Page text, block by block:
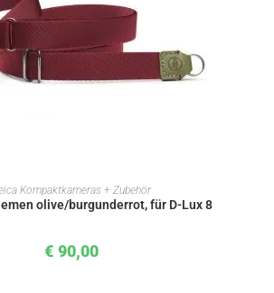
IN DEN WARENKORB
Kompaktkameras + Zubehör
olive/burgunderrot, für D-Lux 8
€ 90,00